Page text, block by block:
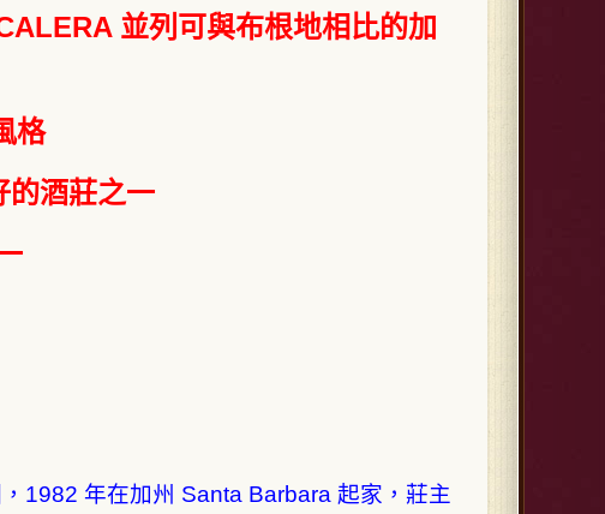
並列可與布根地相比的加
格
酒莊之一
1982 年在加州 Santa Barbara 起家，莊主